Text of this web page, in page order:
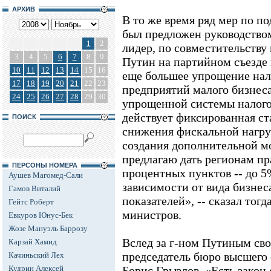
АРХИВ
1
2
3
4 5 6 7 8
9
10
11 12 13 14 15
16
17
18 19 20 21 22 23
24
25 26 27 28 29 30
ПОИСК
ПЕРСОНЫ НОМЕРА
Аушев Магомед-Сали
Гамов Виталий
Гейтс Роберт
Евкуров Юнус-Бек
Жозе Мануэль Баррозу
Карзай Хамид
Качиньский Лех
Кудрин Алексей
В то же время ряд мер по
был предложен
лидер, по
Путин на партийном съезде
еще большее упрощение
предприятий малого
упрощенной системы
действует фиксированная
снижения фискальной
создания дополнительной
предлагаю дать регионам
процентных пунктов -- до
зависимости от вида
показателей», -- сказал
министров.
Вслед за г-ном Путиным
председатель бюро